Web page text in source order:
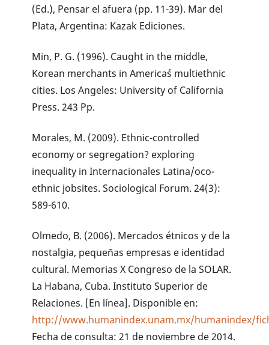
(Ed.), Pensar el afuera (pp. 11-39). Mar del
Plata, Argentina: Kazak Ediciones.
Min, P. G. (1996). Caught in the middle,
Korean merchants in America´s multiethnic
cities. Los Angeles: University of California
Press. 243 Pp.
Morales, M. (2009). Ethnic-controlled
economy or segregation? exploring
inequality in Internacionales Latina/oco-
ethnic jobsites. Sociological Forum. 24(3):
589-610.
Olmedo, B. (2006). Mercados étnicos y de la
nostalgia, pequeñas empresas e identidad
cultural. Memorias X Congreso de la SOLAR.
La Habana, Cuba. Instituto Superior de
Relaciones. [En línea]. Disponible en:
http://www.humanindex.unam.mx/humanindex/
Fecha de consulta: 21 de noviembre de 2014.